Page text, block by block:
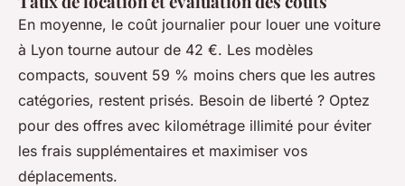
En moyenne, le coût journalier pour louer une voiture
à Lyon tourne autour de 42 €. Les modèles
compacts, souvent 59 % moins chers que les autres
catégories, restent prisés. Besoin de liberté ? Optez
pour des offres avec kilométrage illimité pour éviter
les frais supplémentaires et maximiser vos
déplacements.